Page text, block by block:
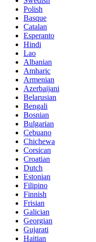
Polish
Basque
Catalan
Esperanto
Hindi
Lao
Albanian
Amharic
Armenian
Azerbaijani
Belarusian
Bengali
Bosnian
Bulgarian
Cebuano
Chichewa
Corsican
Croatian
Dutch
Estonian
Filipino
Finnish
Frisian
Galician
Georgian
Gujarati
Haitian